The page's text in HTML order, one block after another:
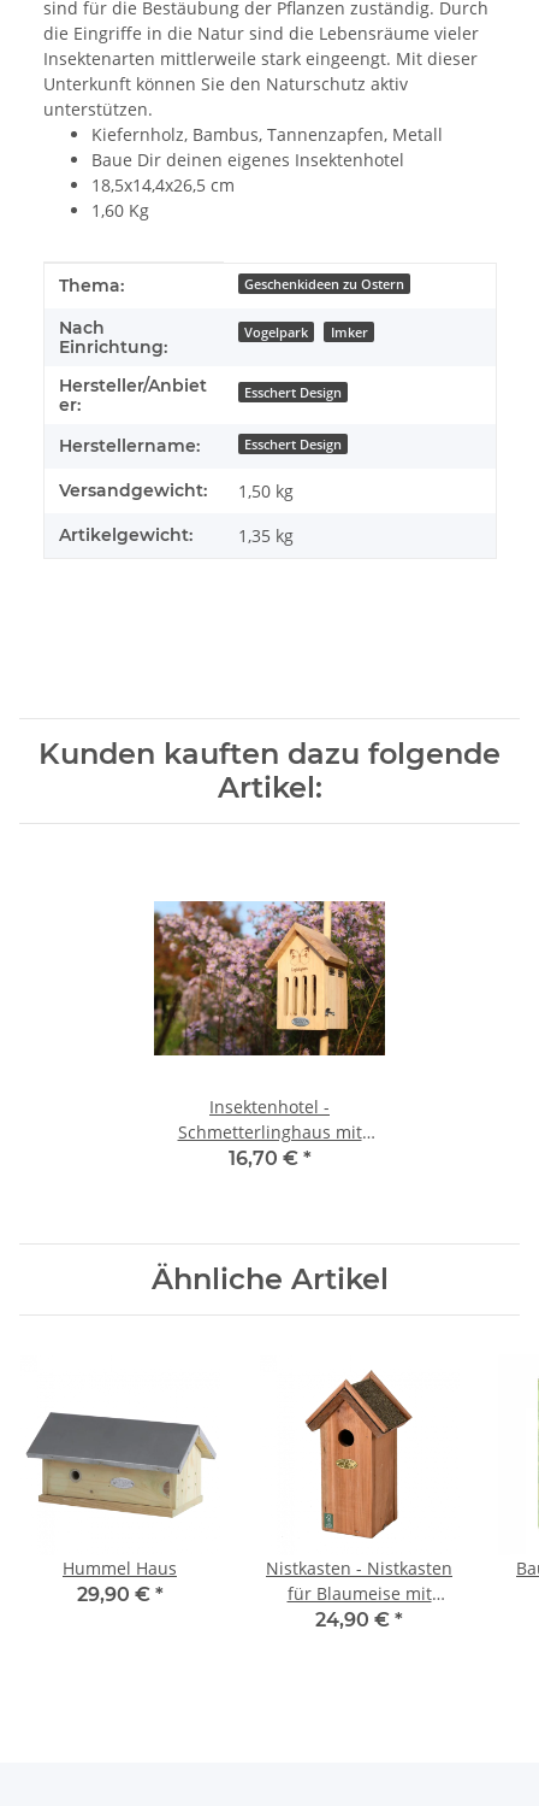
sind für die Bestäubung der Pflanzen zuständig. Durch
die Eingriffe in die Natur sind die Lebensräume vieler
Insektenarten mittlerweile stark eingeengt. Mit dieser
Unterkunft können Sie den Naturschutz aktiv
unterstützen.
Kiefernholz, Bambus, Tannenzapfen, Metall
Baue Dir deinen eigenes Insektenhotel
18,5x14,4x26,5 cm
1,60 Kg
Produkteigenschaft
Wert
Thema: Geschenkideen zu Ostern
Nach
Einrichtung:
Vogelpark Imker
Hersteller/Anbiet
er:
Esschert Design
Herstellername: Esschert Design
Versandgewicht: 1,50 kg
Artikelgewicht: 1,35 kg
Kunden kauften dazu folgende
Artikel:
Insektenhotel -
Schmetterlinghaus mit
Silhouette - S
16,70 € *
Ähnliche Artikel
Hummel Haus
29,90 € *
Nistkasten - Nistkasten
für Blaumeise mit
Bitumendach
24,90 € *